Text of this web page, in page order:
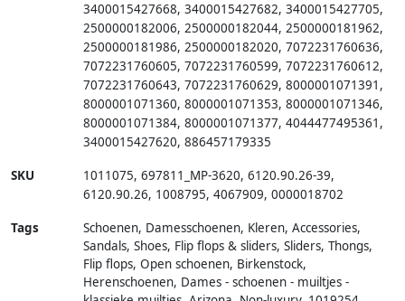
3400015427668, 3400015427682, 3400015427705,
2500000182006, 2500000182044, 2500000181962,
2500000181986, 2500000182020, 7072231760636,
7072231760605, 7072231760599, 7072231760612,
7072231760643, 7072231760629, 8000001071391 ,
8000001071360, 8000001071353, 8000001071346,
8000001071384, 8000001071377, 4044477495361 ,
3400015427620, 886457179335
SKU 1011075, 697811_MP-3620, 6120.90.26-39,
6120.90.26, 1008795, 4067909, 0000018702
Tags
Schoenen, Damesschoenen, Kleren, Accessories,
Sandals, Shoes, Flip flops & sliders, Sliders, Thongs,
Flip flops, Open schoenen, Birkenstock,
Herenschoenen, Dames - schoenen - muiltjes -